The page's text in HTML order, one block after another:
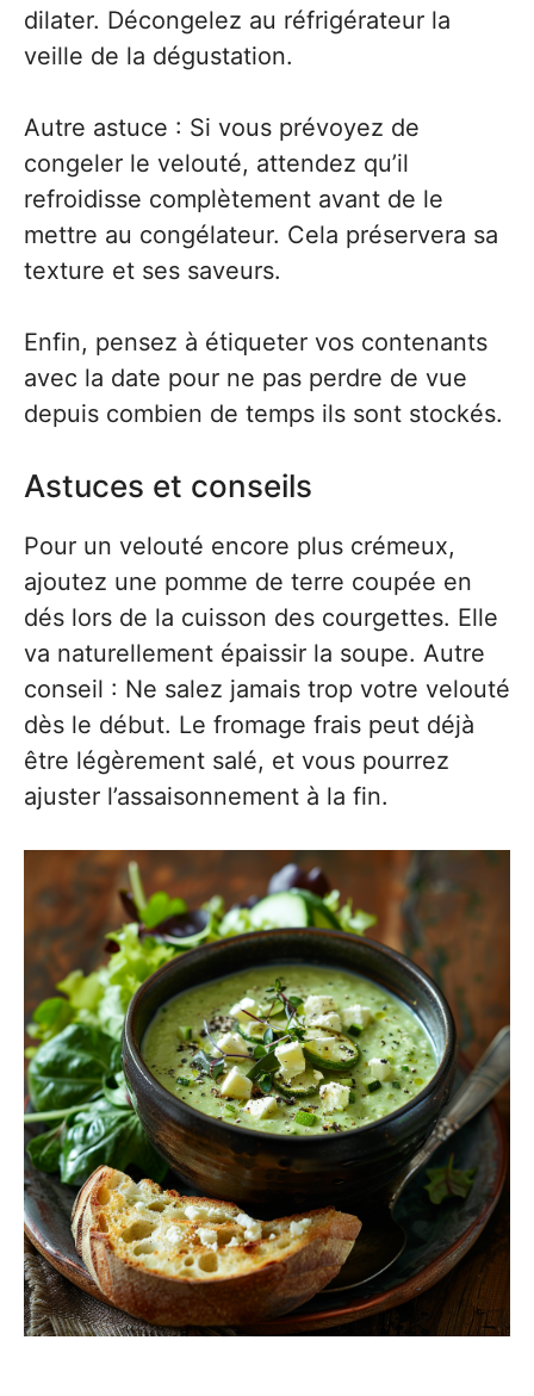
dilater. Décongelez au réfrigérateur la
veille de la dégustation.
Autre astuce : Si vous prévoyez de
congeler le velouté, attendez qu’il
refroidisse complètement avant de le
mettre au congélateur. Cela préservera sa
texture et ses saveurs.
Enfin, pensez à étiqueter vos contenants
avec la date pour ne pas perdre de vue
depuis combien de temps ils sont stockés.
Astuces et conseils
Pour un velouté encore plus crémeux,
ajoutez une pomme de terre coupée en
dés lors de la cuisson des courgettes. Elle
va naturellement épaissir la soupe. Autre
conseil : Ne salez jamais trop votre velouté
dès le début. Le fromage frais peut déjà
être légèrement salé, et vous pourrez
ajuster l’assaisonnement à la fin.